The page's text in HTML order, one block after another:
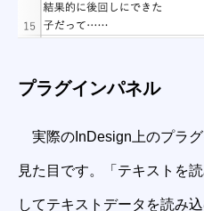
プラグインパネル
実際のInDesign上のプラ
見た目です。「テキストを
してテキストデータを読み